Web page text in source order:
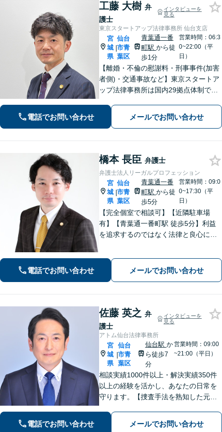
工藤 大樹 弁
護士
インタビューを
見る
東京スタートアップ法律事務所 仙台支店
宮
城
県
|
仙台
市青
葉区
青葉通一番
町駅 から徒
歩1分
営業時間：06:3
0~22:00（平
日）
【離婚・不倫の慰謝料・刑事事件(加害
者側)・交通事故など】東京スタートア
ップ法律事務所は国内29拠点体制で全
対応(法律相談は完全予約制)】各分野で
専門性の高い弁護士が寄り添い解決を
電話でお問い合わせ メールでお問い合わせ
橋本 長臣 弁護士
弁護士法人リーガルプロフェッション
宮
城
県
|
仙台
市青
葉区
青葉通一番
町駅 から徒
歩5分
営業時間：09:0
0~17:30（平
日）
【完全個室で相談可】【近隣駐車場
有】【青葉通一番町駅 徒歩5分】利益
を追求するのではなく法律と良心に従
にお聞きしご要望に沿った解決をする
ように心がけています。お気軽にご相
電話でお問い合わせ メールでお問い合わせ
佐藤 英之 弁
護士
インタビューを
見る
アトム仙台法律事務所
宮
城
県
|
仙台
市青
葉区
仙台駅 か
ら徒歩7
分
営業時間：09:00
~21:00（平日）
相談実績1000件以上・解決実績350件
以上の経験を活かし、あなたの日常を
守ります。【捜査手法を熟知した元警
電話でお問い合わせ メールでお問い合わせ